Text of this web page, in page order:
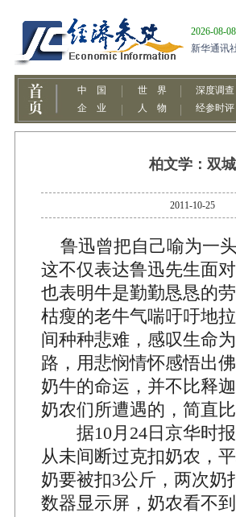
柏文学：双
2011-10-25
鲁迅曾把自己喻为一
这不仅表达鲁迅先生面
也表明牛是勤勤恳恳的
枯瘦的老牛气喘吁吁地
间种种悲难，感叹生命
路，用悲悯情怀感悟出
奶牛的命运，并不比释
奶农们所遭遇的，简直
据10月24日京华时报
从未间断过克扣奶农，
奶要被扣3公斤，两次奶
数器显示屏，奶农看不